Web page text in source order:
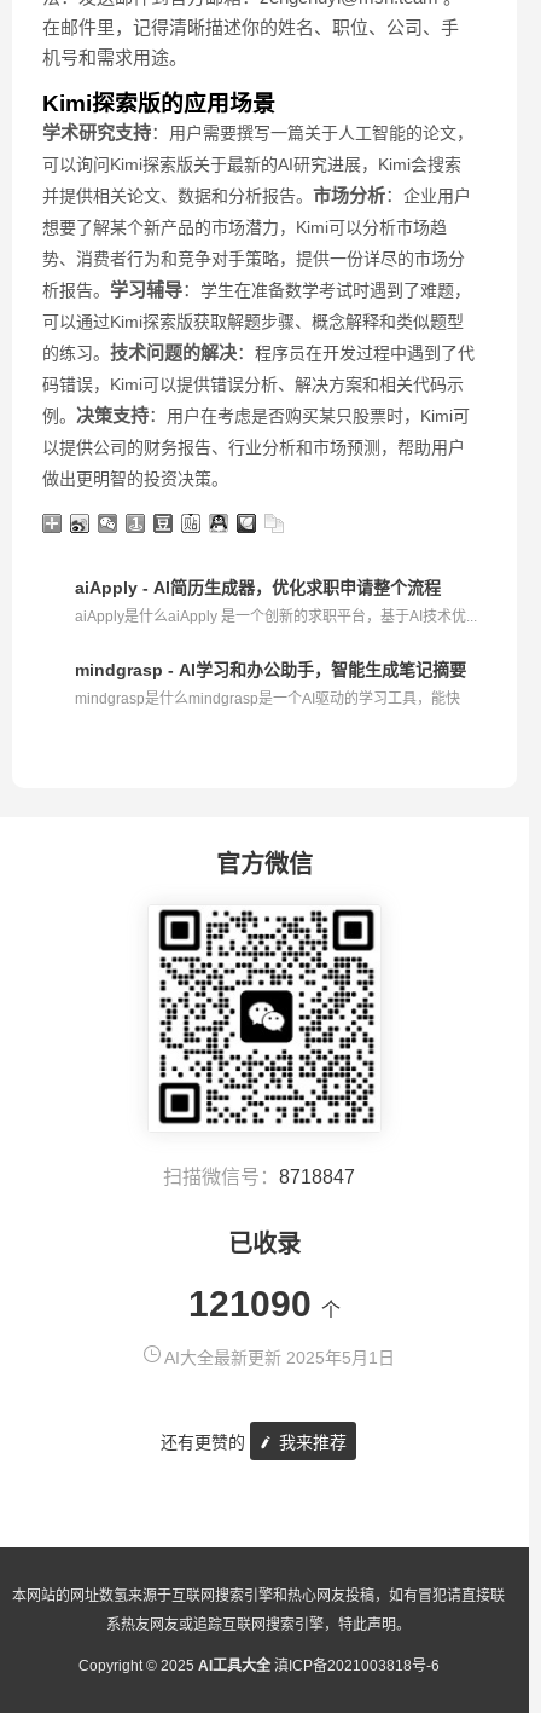
在邮件里，记得清晰描述你的姓名、职位、公司、手
机号和需求用途。
Kimi探索版的应用场景
学术研究支持： 用户需要撰写一篇关于人工智能的论文，
可以询问Kimi探索版关于最新的AI研究进展，Kimi会搜索
并提供相关论文、数据和分析报告。 市场分析： 企业用户
想要了解某个新产品的市场潜力，Kimi可以分析市场趋
势、消费者行为和竞争对手策略，提供一份详尽的市场分
析报告。 学习辅导： 学生在准备数学考试时遇到了难题，
可以通过Kimi探索版获取解题步骤、概念解释和类似题型
的练习。 技术问题的解决： 程序员在开发过程中遇到了代
码错误，Kimi可以提供错误分析、解决方案和相关代码示
例。 决策支持： 用户在考虑是否购买某只股票时，Kimi可
以提供公司的财务报告、行业分析和市场预测，帮助用户
做出更明智的投资决策。
aiApply - AI简历生成器，优化求职申请整个流程
aiApply是什么aiApply 是一个创新的求职平台，基于AI技术优...
mindgrasp - AI学习和办公助手，智能生成笔记摘要
mindgrasp是什么mindgrasp是一个AI驱动的学习工具，能快
官方微信
扫描微信号： 8718847
已收录
121090 个
AI大全最新更新 2025年5月1日
还有更赞的 我来推荐
本网站的网址数氢来源于互联网搜索引擎和热心网友投稿，如有冒犯请直接联
系热友网友或追踪互联网搜索引擎，特此声明。
Copyright © 2025 AI工具大全 滇ICP备2021003818号-6